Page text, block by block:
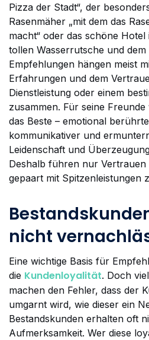
Pizza der Stadt“, der
Rasenmäher „mit dem das
macht“ oder das schöne Hotel
tollen Wasserrutsche und
Empfehlungen hängen meist
Erfahrungen und dem
Dienstleistung oder einem
zusammen. Für seine
das Beste – emotional
kommunikativer und
Leidenschaft und
Deshalb führen nur Vertrauen
gepaart mit Spitzenleistungen
nicht
Eine wichtige Basis für
die Kundenloyalität. Doch
machen den Fehler, dass der
umgarnt wird, wie dieser ein
Bestandskunden erhalten oft
Aufmerksamkeit. Wer diese